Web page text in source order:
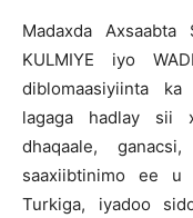
Madaxda Axsaabta
KULMIYE iyo
diblomaasiyiinta
lagaga hadlay sii
dhaqaale,
saaxiibtinimo ee u
Turkiga, iyadoo